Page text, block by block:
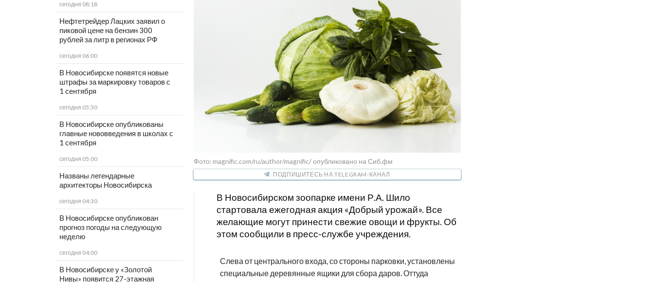
сегодня 08:18
Нефтетрейдер Лацких заявил о
пиковой цене на бензин 300
рублей за литр в регионах РФ
сегодня 06:00
В Новосибирске появятся новые
штрафы за маркировку товаров с
1 сентября
сегодня 05:30
В Новосибирске опубликованы
главные нововведения в школах с
1 сентября
сегодня 05:00
Названы легендарные
архитекторы Новосибирска
сегодня 04:30
В Новосибирске опубликован
прогноз погоды на следующую
неделю
сегодня 04:00
В Новосибирске у «Золотой
Нивы» появится 27-этажная
Фото: magnific.com/ru/author/magnific/ опубликовано на Сиб.фм
ПОДПИШИТЕСЬ НА TELEGRAM-КАНАЛ
В Новосибирском зоопарке имени Р.А. Шило
стартовала ежегодная акция «Добрый урожай». Все
желающие могут принести свежие овощи и фрукты. Об
этом сообщили в пресс-службе учреждения.
Слева от центрального входа, со стороны парковки, установлены
специальные деревянные ящики для сбора даров. Оттуда